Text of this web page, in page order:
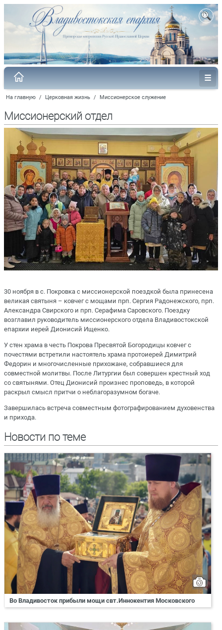
На главную / Церковная жизнь / Миссионерское служение
Миссионерский отдел
30 ноября в с. Покровка с миссионерской поездкой была принесена
великая святыня – ковчег с мощами прп. Сергия Радонежского, прп.
Александра Свирского и прп. Серафима Саровского. Поездку
возглавил руководитель миссионерского отдела Владивостокской
епархии иерей Дионисий Ищенко.
У стен храма в честь Покрова Пресвятой Богородицы ковчег с
почестями встретили настоятель храма протоиерей Димитрий
Федорин и многочисленные прихожане, собравшиеся для
совместной молитвы. После Литургии был совершен крестный ход
со святынями. Отец Дионисий произнес проповедь, в которой
раскрыл смысл притчи о неблагоразумном богаче.
Завершилась встреча совместным фотографированием духовенства
и прихода.
Новости по теме
Во Владивосток прибыли мощи свт.Иннокентия Московского